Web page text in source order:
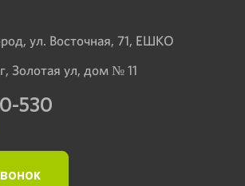
ул. Восточная, 71, ЕШКО
Золотая ул, дом № 11
530